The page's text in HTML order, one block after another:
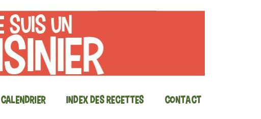
Calendrier Index des recettes Contact